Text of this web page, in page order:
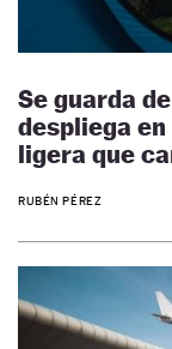
Se guarda
despliega
ligera que
RUBÉN PÉREZ